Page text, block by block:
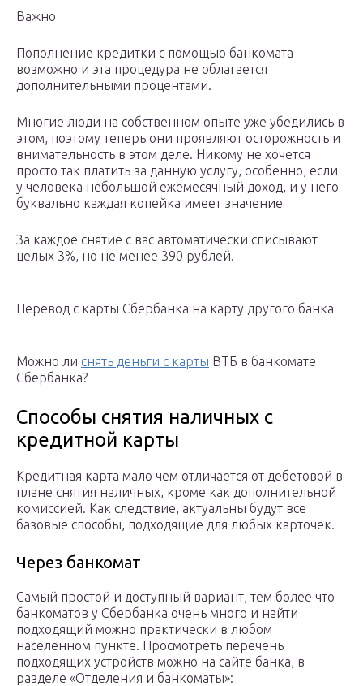
Важно
Пополнение кредитки с помощью банкомата
возможно и эта процедура не облагается
дополнительными процентами.
Многие люди на собственном опыте уже убедились в
этом, поэтому теперь они проявляют осторожность и
внимательность в этом деле. Никому не хочется
просто так платить за данную услугу, особенно, если
у человека небольшой ежемесячный доход, и у него
буквально каждая копейка имеет значение
За каждое снятие с вас автоматически списывают
целых 3%, но не менее 390 рублей.
Перевод с карты Сбербанка на карту другого банка
Можно ли снять деньги с карты ВТБ в банкомате
Сбербанка?
Способы снятия наличных с
кредитной карты
Кредитная карта мало чем отличается от дебетовой в
плане снятия наличных, кроме как дополнительной
комиссией. Как следствие, актуальны будут все
базовые способы, подходящие для любых карточек.
Через банкомат
Самый простой и доступный вариант, тем более что
банкоматов у Сбербанка очень много и найти
подходящий можно практически в любом
населенном пункте. Просмотреть перечень
подходящих устройств можно на сайте банка, в
разделе «Отделения и банкоматы»: